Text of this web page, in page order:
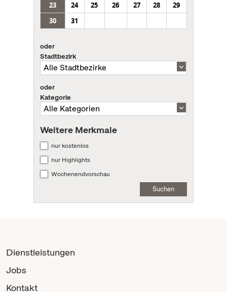
23
24 25 26 27 28
29
30
31
oder
Stadtbezirk
oder
Kategorie
Weitere Merkmale
nur kostenlos
nur Highlights
Wochenendvorschau
Suchen
Dienstleistungen
Jobs
Kontakt